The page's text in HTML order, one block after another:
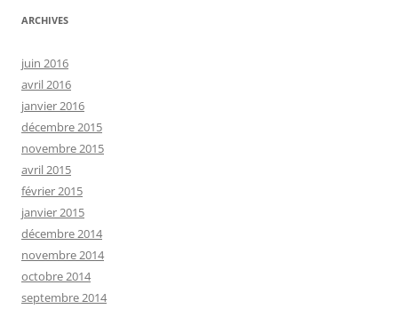
ARCHIVES
juin 2016
avril 2016
janvier 2016
décembre 2015
novembre 2015
avril 2015
février 2015
janvier 2015
décembre 2014
novembre 2014
octobre 2014
septembre 2014